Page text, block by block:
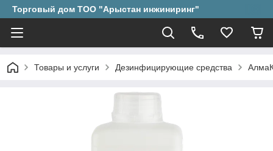
Торговый дом ТОО "Арыстан инжиниринг"
Товары и услуги Дезинфицирующие средства